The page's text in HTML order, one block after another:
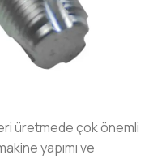
üretmede çok önemli
yapımı ve